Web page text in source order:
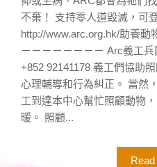
不棄！ 支持零人道毀滅，可
http://www.arc.org.hk/助養動
－－－－－－－－ Arc義工兵
+852 92141178 義工們協助
心理輔導和行為糾正。 當然
工到達本中心幫忙照顧動物
暖。 照顧...